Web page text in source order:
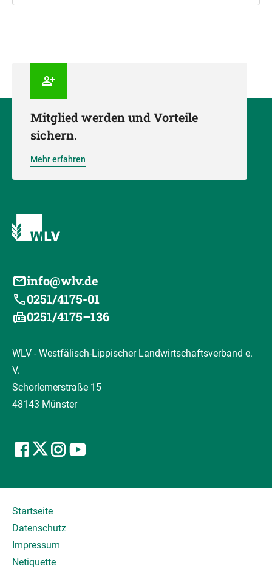
Mitglied werden und Vorteile
sichern.
Mehr erfahren
info@wlv.de
0251/4175-01
0251/4175–136
WLV - Westfälisch-Lippischer Landwirtschaftsverband e.
V.
Schorlemerstraße 15
48143 Münster
Startseite
Datenschutz
Impressum
Netiquette